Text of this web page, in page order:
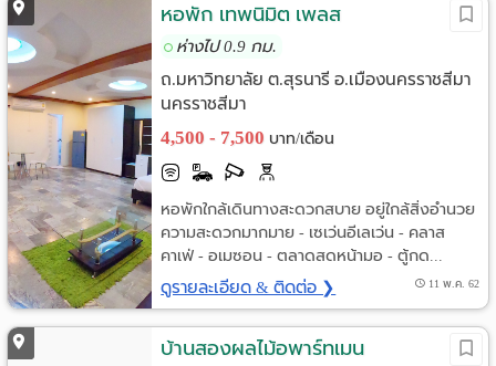
หอพัก เทพนิมิต เพลส
ห่างไป 0.9 กม.
ถ.มหาวิทยาลัย ต.สุรนารี อ.เมืองนครราชสีมา
นครราชสีมา
4,500 - 7,500 บาท/เดือน
หอพักใกล้เดินทางสะดวกสบาย อยู่ใกล้สิ่งอำนวย
ความสะดวกมากมาย - เซเว่นอีเลเว่น - คลาส
คาเฟ่ - อเมซอน - ตลาดสดหน้ามอ - ตู้กด...
ดูรายละเอียด & ติดต่อ ❯ 11 พ.ค. 62
บ้านสองผลไม้อพาร์ทเมน